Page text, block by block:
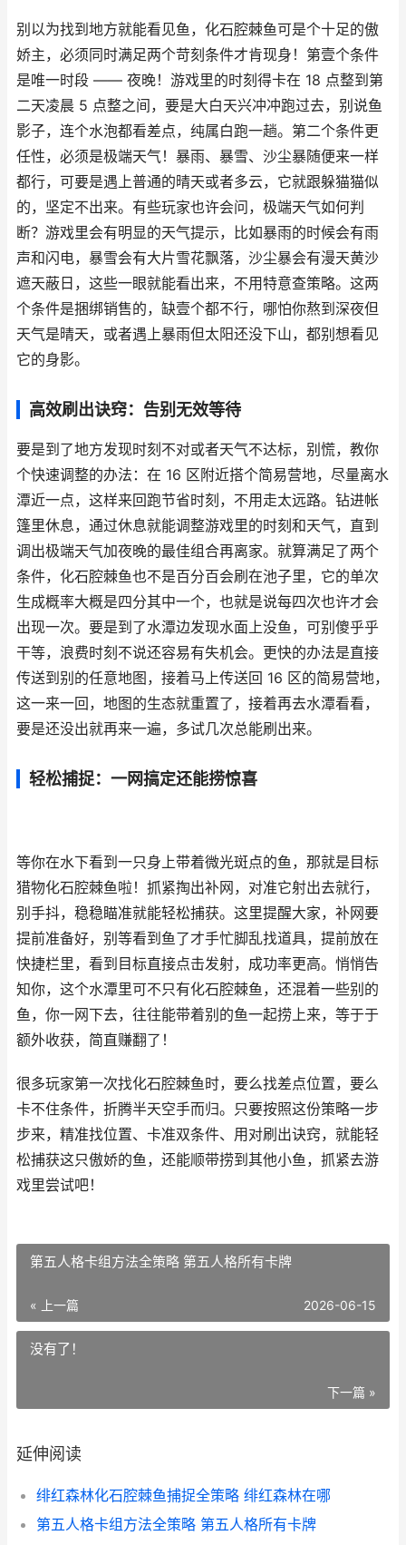
别以为找到地方就能看见鱼，化石腔棘鱼可是个十足的傲
娇主，必须同时满足两个苛刻条件才肯现身！第壹个条件
是唯一时段 —— 夜晚！游戏里的时刻得卡在 18 点整到第
二天凌晨 5 点整之间，要是大白天兴冲冲跑过去，别说鱼
影子，连个水泡都看差点，纯属白跑一趟。第二个条件更
任性，必须是极端天气！暴雨、暴雪、沙尘暴随便来一样
都行，可要是遇上普通的晴天或者多云，它就跟躲猫猫似
的，坚定不出来。有些玩家也许会问，极端天气如何判
断？游戏里会有明显的天气提示，比如暴雨的时候会有雨
声和闪电，暴雪会有大片雪花飘落，沙尘暴会有漫天黄沙
遮天蔽日，这些一眼就能看出来，不用特意查策略。这两
个条件是捆绑销售的，缺壹个都不行，哪怕你熬到深夜但
天气是晴天，或者遇上暴雨但太阳还没下山，都别想看见
它的身影。
高效刷出诀窍：告别无效等待
要是到了地方发现时刻不对或者天气不达标，别慌，教你
个快速调整的办法：在 16 区附近搭个简易营地，尽量离水
潭近一点，这样来回跑节省时刻，不用走太远路。钻进帐
篷里休息，通过休息就能调整游戏里的时刻和天气，直到
调出极端天气加夜晚的最佳组合再离家。就算满足了两个
条件，化石腔棘鱼也不是百分百会刷在池子里，它的单次
生成概率大概是四分其中一个，也就是说每四次也许才会
出现一次。要是到了水潭边发现水面上没鱼，可别傻乎乎
干等，浪费时刻不说还容易有失机会。更快的办法是直接
传送到别的任意地图，接着马上传送回 16 区的简易营地，
这一来一回，地图的生态就重置了，接着再去水潭看看，
要是还没出就再来一遍，多试几次总能刷出来。
轻松捕捉：一网搞定还能捞惊喜
等你在水下看到一只身上带着微光斑点的鱼，那就是目标
猎物化石腔棘鱼啦！抓紧掏出补网，对准它射出去就行，
别手抖，稳稳瞄准就能轻松捕获。这里提醒大家，补网要
提前准备好，别等看到鱼了才手忙脚乱找道具，提前放在
快捷栏里，看到目标直接点击发射，成功率更高。悄悄告
知你，这个水潭里可不只有化石腔棘鱼，还混着一些别的
鱼，你一网下去，往往能带着别的鱼一起捞上来，等于于
额外收获，简直赚翻了！
很多玩家第一次找化石腔棘鱼时，要么找差点位置，要么
卡不住条件，折腾半天空手而归。只要按照这份策略一步
步来，精准找位置、卡准双条件、用对刷出诀窍，就能轻
松捕获这只傲娇的鱼，还能顺带捞到其他小鱼，抓紧去游
戏里尝试吧！
第五人格卡组方法全策略 第五人格所有卡牌
« 上一篇 2026-06-15
没有了！
下一篇 »
延伸阅读
绯红森林化石腔棘鱼捕捉全策略 绯红森林在哪
第五人格卡组方法全策略 第五人格所有卡牌